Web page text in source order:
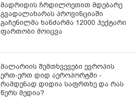
მადრიდის ჩრდილოეთით მდებარე
გვადალახარას პროვინციაში
გაჩენილმა ხანძარმა 12000 ჰექტარი
ფართობი მოიცვა
მალარიის შემთხვევები ევროპის
ერთ-ერთ დიდ აეროპორტში -
რამდენად დიდია საფრთხე და რას
წერს მედია?